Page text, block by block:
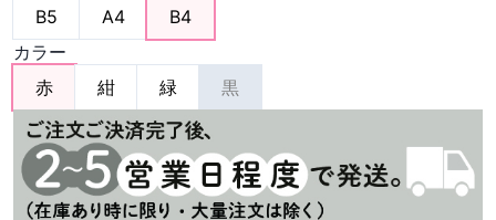
B5
A4
B4
カラー
赤
紺 緑 黒